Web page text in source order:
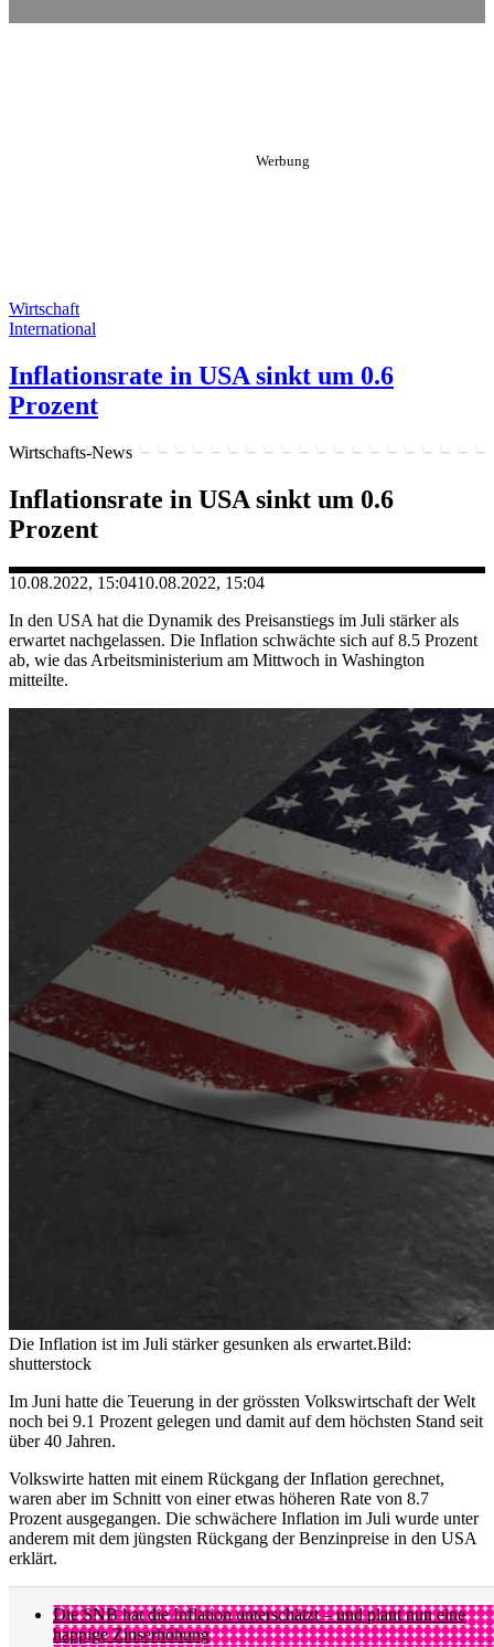
Wirtschaft
International
Inflationsrate in USA sinkt um 0.6
Prozent
Wirtschafts-News
Inflationsrate in USA sinkt um 0.6
Prozent
10.08.2022, 15:0410.08.2022, 15:04
In den USA hat die Dynamik des Preisanstiegs im Juli stärker als
erwartet nachgelassen. Die Inflation schwächte sich auf 8.5 Prozent
ab, wie das Arbeitsministerium am Mittwoch in Washington
mitteilte.
Die Inflation ist im Juli stärker gesunken als erwartet.Bild:
shutterstock
Im Juni hatte die Teuerung in der grössten Volkswirtschaft der Welt
noch bei 9.1 Prozent gelegen und damit auf dem höchsten Stand seit
über 40 Jahren.
Volkswirte hatten mit einem Rückgang der Inflation gerechnet,
waren aber im Schnitt von einer etwas höheren Rate von 8.7
Prozent ausgegangen. Die schwächere Inflation im Juli wurde unter
anderem mit dem jüngsten Rückgang der Benzinpreise in den USA
erklärt.
Die SNB hat die Inflation unterschätzt – und plant nun eine
happige Zinserhöhung